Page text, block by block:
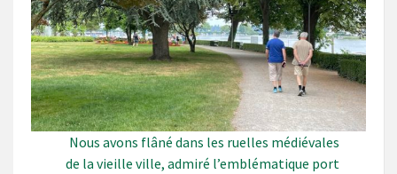
Nous avons flâné dans les ruelles médiévales
de la vieille ville, admiré l’emblématique port